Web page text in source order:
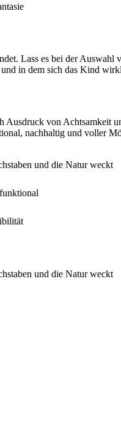
Lass es bei der
und in dem sich das Kind
von Achtsamkeit
nachhaltig und voller
und die Natur weckt
und die Natur weckt